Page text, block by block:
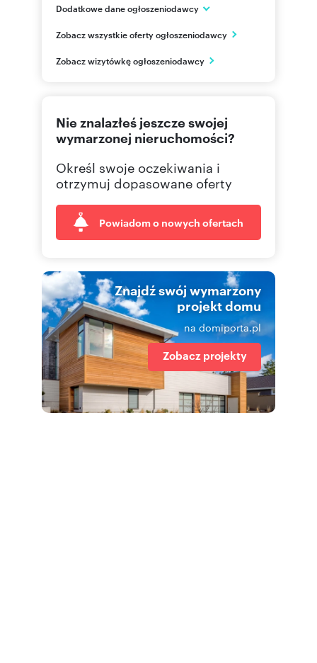
Dodatkowe dane ogłoszeniodawcy
Łódź
PL
Zobacz wszystkie oferty ogłoszeniodawcy
Zobacz wizytówkę ogłoszeniodawcy
Nie znalazłeś jeszcze swojej
wymarzonej nieruchomości?
Określ swoje oczekiwania i
otrzymuj dopasowane oferty
Powiadom o nowych ofertach
Znajdź swój wymarzony
projekt domu
na domiporta.pl
Zobacz projekty